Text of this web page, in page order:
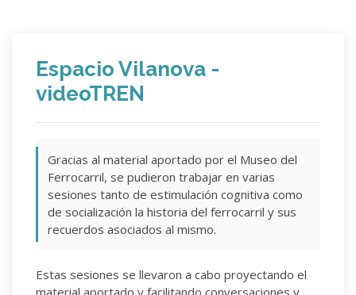
Espacio Vilanova -
videoTREN
Gracias al material aportado por el Museo del
Ferrocarril, se pudieron trabajar en varias
sesiones tanto de estimulación cognitiva como
de socialización la historia del ferrocarril y sus
recuerdos asociados al mismo.
Estas sesiones se llevaron a cabo proyectando el